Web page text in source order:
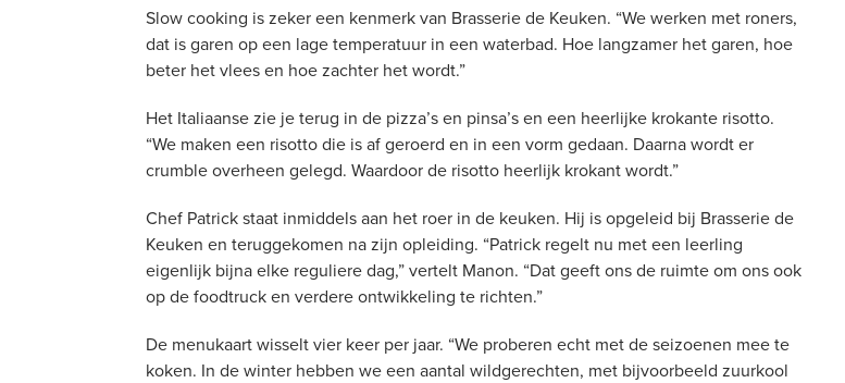
Slow cooking is zeker een kenmerk van Brasserie de Keuken. “We werken met roners,
dat is garen op een lage temperatuur in een waterbad. Hoe langzamer het garen, hoe
beter het vlees en hoe zachter het wordt.”
Het Italiaanse zie je terug in de pizza’s en pinsa’s en een heerlijke krokante risotto.
“We maken een risotto die is af geroerd en in een vorm gedaan. Daarna wordt er
crumble overheen gelegd. Waardoor de risotto heerlijk krokant wordt.”
Chef Patrick staat inmiddels aan het roer in de keuken. Hij is opgeleid bij Brasserie de
Keuken en teruggekomen na zijn opleiding. “Patrick regelt nu met een leerling
eigenlijk bijna elke reguliere dag,” vertelt Manon. “Dat geeft ons de ruimte om ons ook
op de foodtruck en verdere ontwikkeling te richten.”
De menukaart wisselt vier keer per jaar. “We proberen echt met de seizoenen mee te
koken. In de winter hebben we een aantal wildgerechten, met bijvoorbeeld zuurkool